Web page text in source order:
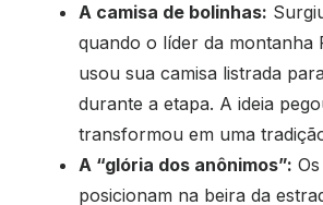
A camisa de bolinhas:
quando o líder da montanha
usou sua camisa listrada
durante a etapa. A ideia
transformou em uma
A “glória dos anônimos”:
posicionam na beira da